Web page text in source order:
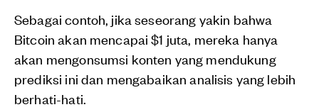
Sebagai contoh, jika seseorang yakin bahwa
Bitcoin akan mencapai $1 juta, mereka hanya
akan mengonsumsi konten yang mendukung
prediksi ini dan mengabaikan analisis yang lebih
berhati-hati.